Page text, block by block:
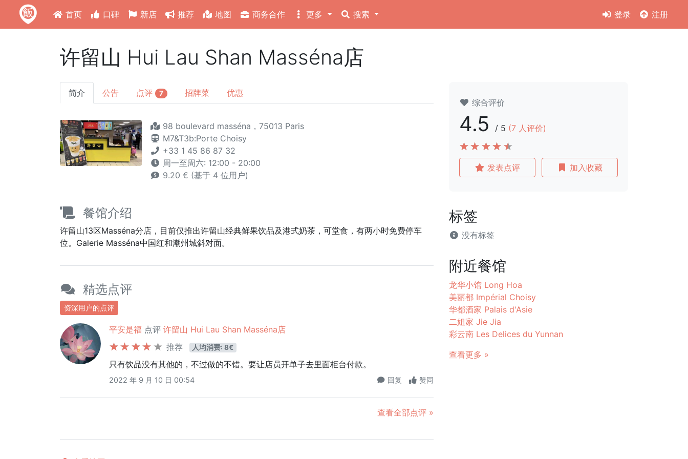
首页 口碑 新店 推荐 地图 商务合作 更多 搜索 登录 注册
许留山 Hui Lau Shan Masséna店
简介 公告 点评 7 招牌菜 优惠
98 boulevard masséna，75013 Paris
M7&T3b:Porte Choisy
+33 1 45 86 87 32
周一至周六: 12:00 - 20:00
9.20 € (基于 4 位用户)
餐馆介绍
许留山13区Masséna分店，目前仅推出许留山经典鲜果饮品及港式奶茶，可堂食，有两小时免费停车
位。Galerie Masséna中国红和潮州城斜对面。
精选点评
资深用户的点评
平安是福 点评 许留山 Hui Lau Shan Masséna店
推荐
人均消费: 8€
只有饮品没有其他的，不过做的不错。要让店员开单子去里面柜台付款。
2022 年 9 月 10 日 00:54 回复 赞同
查看全部点评 »
综合评价
4.5 / 5 (7 人评价)
发表点评 加入收藏
标签
没有标签
附近餐馆
龙华小馆 Long Hoa
美丽都 Impérial Choisy
华都酒家 Palais d'Asie
二姐家 Jie Jia
彩云南 Les Delices du Yunnan
查看更多 »